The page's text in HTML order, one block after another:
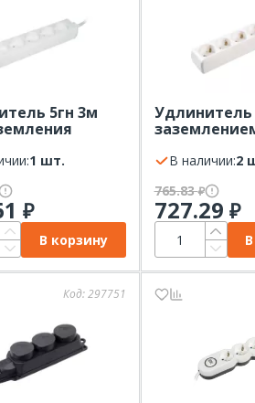
5гн 3м
1 шт.
₽
В корзину
Удлинитель
В наличии:
765.83₽
727.29 ₽
Код:297751